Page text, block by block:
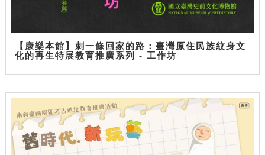
【康樂本館】刺一條回家的路：臺灣原住民族紋身文
化的再生特展教育推廣系列 - 工作坊